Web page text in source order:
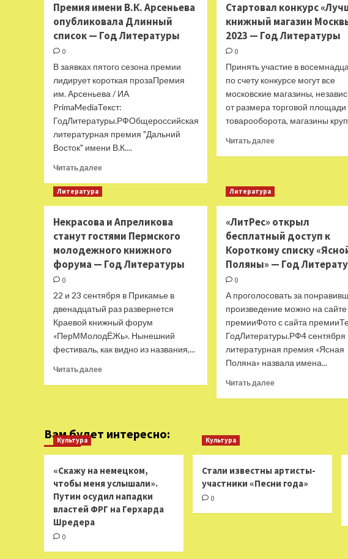
Ростовых
пройдет
встреча
Крючковым
—
Год
Литературы
поедет
в
резиденцию
—
Литературы
Премия имени В.К. Арсеньева
опубликовала Длинный
список — Год Литературы
0
В заявках пятого сезона премии
лидирует короткая прозаПремия
им. Арсеньева / ИА
PrimaMediaТекст:
ГодЛитературы.РФОбщероссийская
литературная премия "Дальний
Восток" имени В.К....
Читать далееПрочитать
о
В.К.
Арсеньева
опубликовала
Длинный
список
Год
Литературы
Стартовал конкурс
книжный магазин
2023 — Год Литературы
0
Принять участие в
по счету конкурсе могут все
московские магазины,
от размера торговой площади
товарооборота, магазины
Читать далееПрочитать
конкурс
«Лучший
книжный
магазин
Москвы»
2023
—
Литература
Некрасова и Апреликова
станут гостями Пермского
молодежного книжного
форума — Год Литературы
0
22 и 23 сентября в Прикамье в
двенадцатый раз развернется
Краевой книжный форум
«ПерММолодЁЖь». Нынешний
фестиваль, как видно из названия,...
Читать далееПрочитать
станут
молодежного
книжного
форума
—
Литература
«ЛитРес» открыл
бесплатный доступ к
Короткому списку
Поляны» — Год
0
А проголосовать за
произведение можно на сайте
премииФото с сайта
ГодЛитературы.РФ4 сентября
литературная премия «Ясная
Поляна» назвала имена...
Читать далееПрочитать
Короткому
списку
Вам будет интересно:
Культура
«Скажу на немецком,
чтобы меня услышали».
Путин осудил нападки
властей ФРГ на Герхарда
Шредера
0
Культура
Стали известны артисты-
участники «Песни года»
0